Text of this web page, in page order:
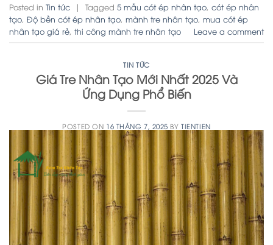
Posted in Tin tức | Tagged 5 mẫu cót ép nhân tạo cót ép nhân
tạo Độ bền cót ép nhân tạo mành tre nhân tạo mua cót ép
nhân tạo giá rẻ thi công mành tre nhân tạo Leave a comment
TIN TỨC
Giá Tre Nhân Tạo Mới Nhất 2025 Và
Ứng Dụng Phổ Biến
POSTED ON 16 THÁNG 7, 2025 BYTIENTIEN